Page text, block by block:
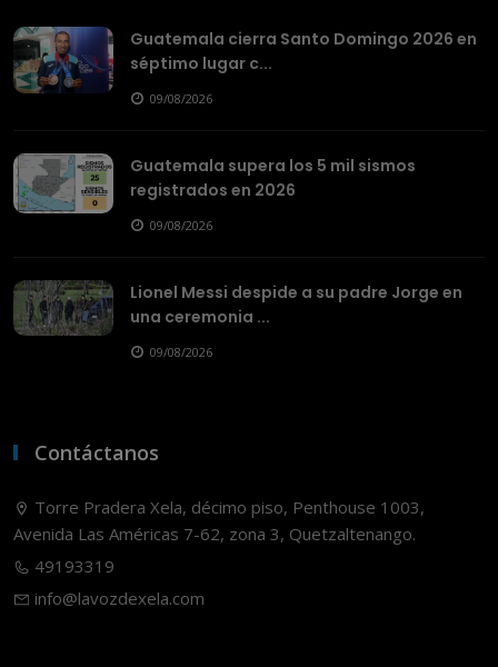
Guatemala cierra Santo Domingo 2026 en
séptimo lugar c...
09/08/2026
Guatemala supera los 5 mil sismos
registrados en 2026
09/08/2026
Lionel Messi despide a su padre Jorge en
una ceremonia ...
09/08/2026
Contáctanos
Torre Pradera Xela, décimo piso, Penthouse 1003,
Avenida Las Américas 7-62, zona 3, Quetzaltenango.
49193319
info@lavozdexela.com